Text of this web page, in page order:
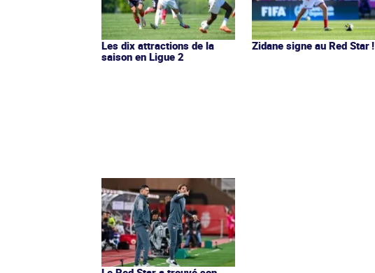
Les dix attractions de la
saison en Ligue 2
Zidane signe au Red Star !